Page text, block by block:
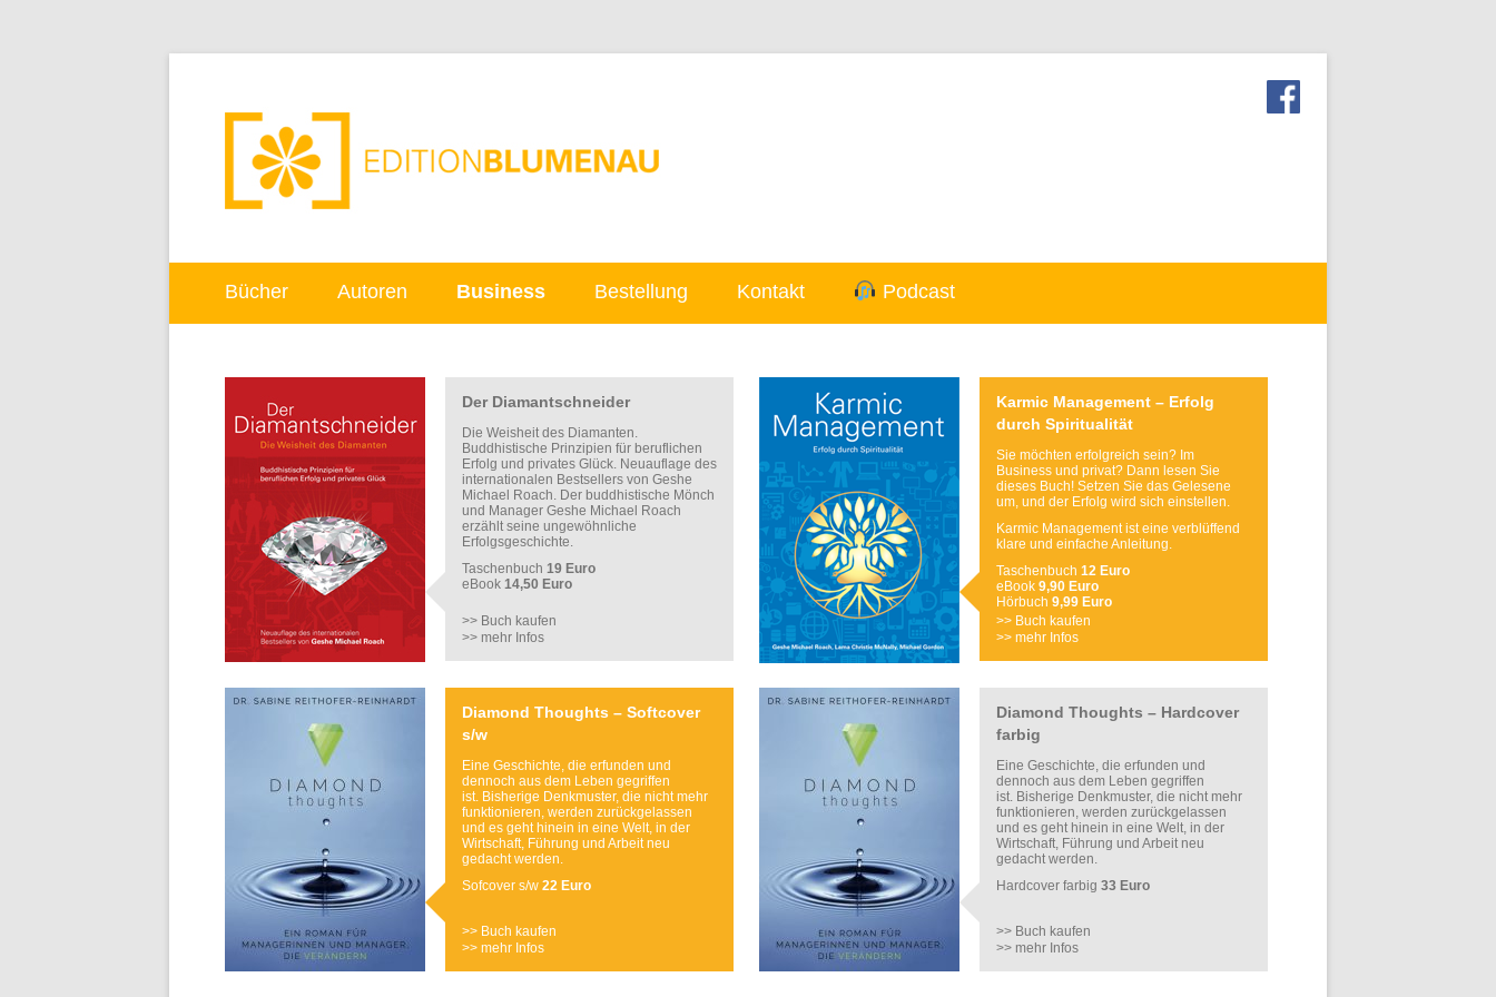
Bücher Autoren Business Bestellung Kontakt Podcast
Der Diamantschneider
Die Weisheit des Diamanten.
Buddhistische Prinzipien für beruflichen
Erfolg und privates Glück. Neuauflage des
internationalen Bestsellers von Geshe
Michael Roach. Der buddhistische Mönch
und Manager Geshe Michael Roach
erzählt seine ungewöhnliche
Erfolgsgeschichte.
Taschenbuch 19 Euro
eBook 14,50 Euro
>> mehr Infos
>> Buch kaufen
Karmic Management – Erfolg
durch Spiritualität
Sie möchten erfolgreich sein? Im
Business und privat? Dann lesen Sie
dieses Buch! Setzen Sie das Gelesene
um, und der Erfolg wird sich einstellen.
Karmic Management ist eine verblüffend
klare und einfache Anleitung.
Taschenbuch 12 Euro
eBook 9,90 Euro
Hörbuch 9,99 Euro
>> mehr Infos
>> Buch kaufen
Diamond Thoughts – Softcover
s/w
Eine Geschichte, die erfunden und
dennoch aus dem Leben gegriffen
ist. Bisherige Denkmuster, die nicht mehr
funktionieren, werden zurückgelassen
und es geht hinein in eine Welt, in der
Wirtschaft, Führung und Arbeit neu
gedacht werden.
Sofcover s/w 22 Euro
>> mehr Infos
>> Buch kaufen
Diamond Thoughts – Hardcover
farbig
Eine Geschichte, die erfunden und
dennoch aus dem Leben gegriffen
ist. Bisherige Denkmuster, die nicht mehr
funktionieren, werden zurückgelassen
und es geht hinein in eine Welt, in der
Wirtschaft, Führung und Arbeit neu
gedacht werden.
Hardcover farbig 33 Euro
>> mehr Infos
>> Buch kaufen